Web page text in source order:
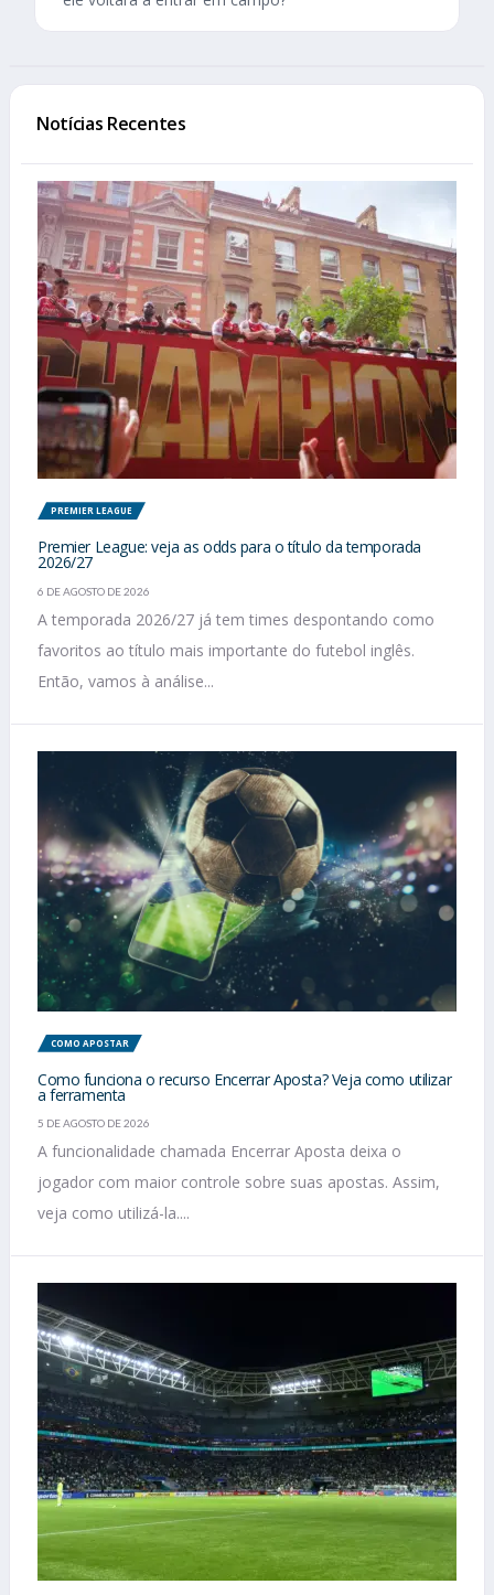
Notícias Recentes
PREMIER LEAGUE
Premier League: veja as odds para o título da temporada
2026/27
6 DE AGOSTO DE 2026
A temporada 2026/27 já tem times despontando como
favoritos ao título mais importante do futebol inglês.
Então, vamos à análise...
COMO APOSTAR
Como funciona o recurso Encerrar Aposta? Veja como utilizar
a ferramenta
5 DE AGOSTO DE 2026
A funcionalidade chamada Encerrar Aposta deixa o
jogador com maior controle sobre suas apostas. Assim,
veja como utilizá-la....